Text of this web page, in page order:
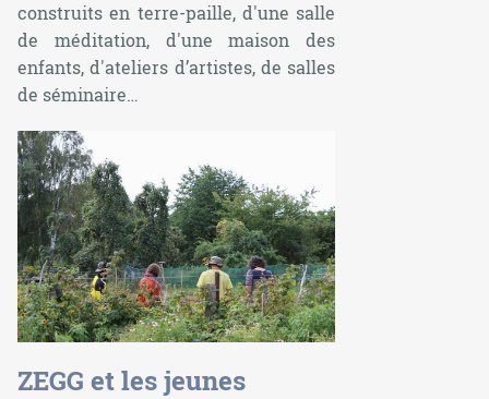
construits en terre-paille, d'une salle
de méditation, d'une maison des
enfants, d'ateliers d’artistes, de salles
de séminaire…
ZEGG et les jeunes